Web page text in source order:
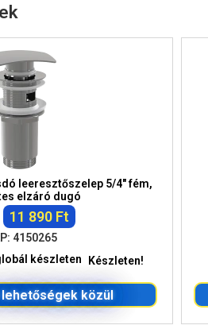
leeresztőszelep 5/4" fém,
elzáró dugó
11 890 Ft
4150265
Készleten!
lehetőségek közül